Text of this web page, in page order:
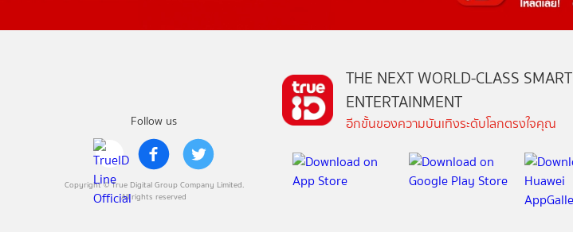
Follow us
Copyright © True Digital Group Company Limited.
All rights reserved
THE NEXT WORLD-CLASS SMART
ENTERTAINMENT
อีกขั้นของความบันเทิงระดับโลกตรงใจคุณ